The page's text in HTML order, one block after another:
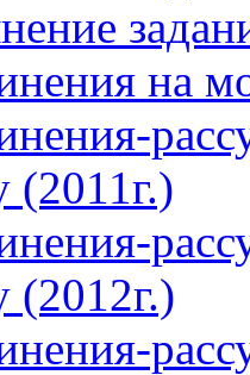
на
(2011г.)
(2012г.)